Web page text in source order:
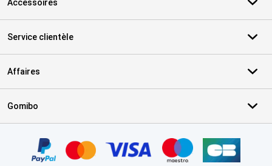
Accessoires
Service clientèle
Affaires
Gomibo